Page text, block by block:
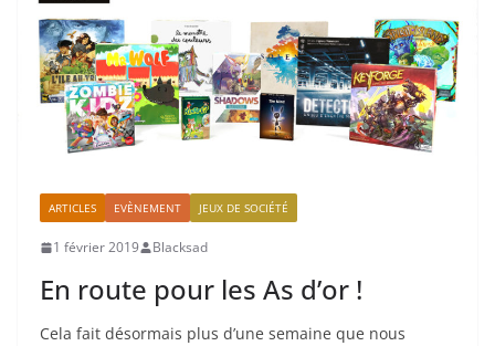
ARTICLES EVÈNEMENT JEUX DE SOCIÉTÉ
1 février 2019 Blacksad
En route pour les As d’or !
Cela fait désormais plus d’une semaine que nous